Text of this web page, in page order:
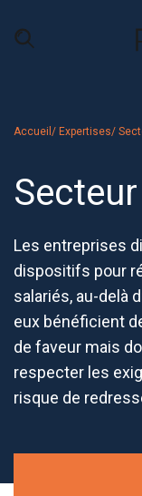
Accueil / Expertises/
Les entreprises
dispositifs pour
salariés, au-delà
eux bénéficient
de faveur mais
respecter les
risque de